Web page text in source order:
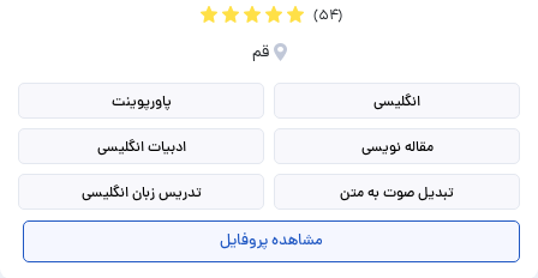
(۵۴)
قم
انگلیسی پاورپوینت
مقاله نویسی ادبیات انگلیسی
تبدیل صوت به متن تدریس زبان انگلیسی
مشاهده پروفایل